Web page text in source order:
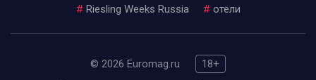
# Riesling Weeks Russia # отели
© 2026 Euromag.ru
18+